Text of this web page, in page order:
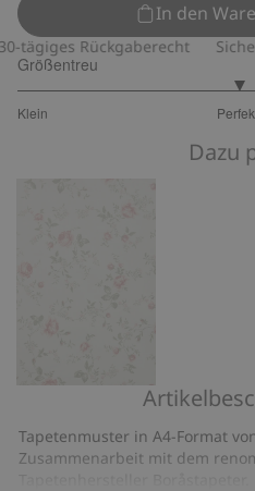
In den
Rückgaberecht Sicher
Größentreu
Klein
von
Dazu
Tapetenmuster in A4-Format
Zusammenarbeit mit dem